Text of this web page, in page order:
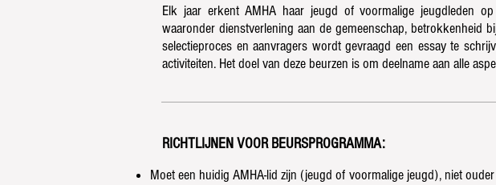
Elk jaar erkent AMHA haar jeugd of voormalige jeugdleden
waaronder dienstverlening aan de gemeenschap, betrokkenheid
selectieproces en aanvragers wordt gevraagd een essay te
activiteiten. Het doel van deze beurzen is om deelname aan alle
RICHTLIJNEN VOOR BEURSPROGRAMMA:
Moet een huidig ​​AMHA-lid zijn (jeugd of voormalige jeugd), niet